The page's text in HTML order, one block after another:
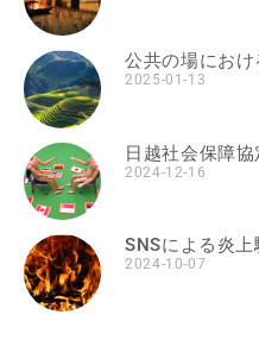
公共の場にお
2025-01-13
日越社会保障
2024-12-16
SNSによる炎
2024-10-07